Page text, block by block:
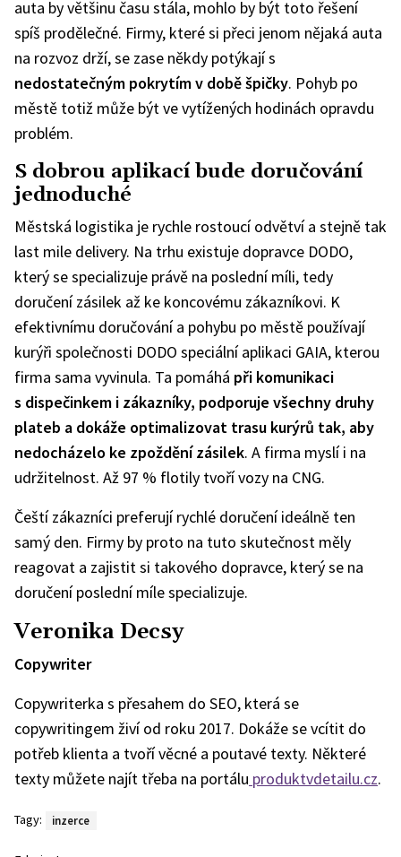
auta by většinu času stála, mohlo by být toto řešení
spíš prodělečné. Firmy, které si přeci jenom nějaká auta
na rozvoz drží, se zase někdy potýkají s
nedostatečným pokrytím v době špičky. Pohyb po
městě totiž může být ve vytížených hodinách opravdu
problém.
S dobrou aplikací bude doručování
jednoduché
Městská logistika je rychle rostoucí odvětví a stejně tak
last mile delivery. Na trhu existuje dopravce DODO,
který se specializuje právě na poslední míli, tedy
doručení zásilek až ke koncovému zákazníkovi. K
efektivnímu doručování a pohybu po městě používají
kurýři společnosti DODO speciální aplikaci GAIA, kterou
firma sama vyvinula. Ta pomáhá při komunikaci
s dispečinkem i zákazníky, podporuje všechny druhy
plateb a dokáže optimalizovat trasu kurýrů tak, aby
nedocházelo ke zpoždění zásilek. A firma myslí i na
udržitelnost. Až 97 % flotily tvoří vozy na CNG.
Čeští zákazníci preferují rychlé doručení ideálně ten
samý den. Firmy by proto na tuto skutečnost měly
reagovat a zajistit si takového dopravce, který se na
doručení poslední míle specializuje.
Veronika Decsy
Copywriter
Copywriterka s přesahem do SEO, která se
copywritingem živí od roku 2017. Dokáže se vcítit do
potřeb klienta a tvoří věcné a poutavé texty. Některé
texty můžete najít třeba na portálu produktvdetailu.cz.
Tagy: inzerce